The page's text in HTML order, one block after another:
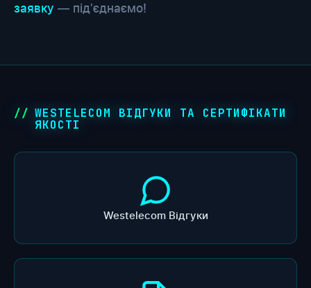
заявку — під'єднаємо!
WESTELECOM ВІДГУКИ ТА СЕРТИФІКАТИ
ЯКОСТІ
Westelecom Відгуки